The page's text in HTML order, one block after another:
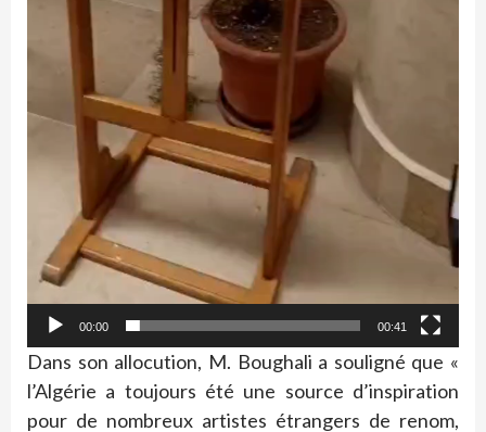
00:00 00:41
Dans son allocution, M. Boughali a souligné que «
l’Algérie a toujours été une source d’inspiration
pour de nombreux artistes étrangers de renom,